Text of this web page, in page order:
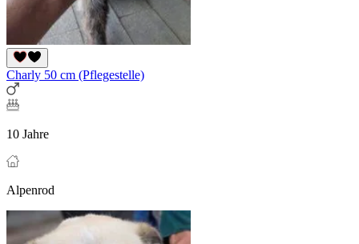
Charly 50 cm (Pflegestelle)
10 Jahre
Alpenrod